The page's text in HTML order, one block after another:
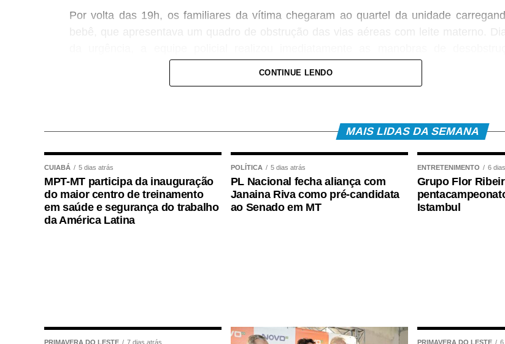
Por volta das 19h, os familiares da vítima chegaram ao quartel da unidade
bebê, que apresentava um quadro de obstrução das vias aéreas com leite materno.
conseguindo restabelecer a respiração da vítima.
plantão, que deu continuidade às avaliações e aos procedimentos necessários.
COMENTE ABAIXO:
WhatsApp
Facebook
Twitter
Messenger
LinkedIn
Share
CONTINUE LENDO
MAIS LIDAS DA SEMANA
CUIABÁ 5 dias atrás
MPT-MT participa da inauguração
do maior centro de treinamento
em saúde e segurança do trabalho
da América Latina
POLÍTICA 5 dias atrás
PL Nacional fecha aliança com
Janaina Riva como pré-candidata
ao Senado em MT
ENTRETENIMENTO 6
Grupo Flor
Istambul
PRIMAVERA DO LESTE 7 dias atrás PRIMAVERA DO LESTE 6